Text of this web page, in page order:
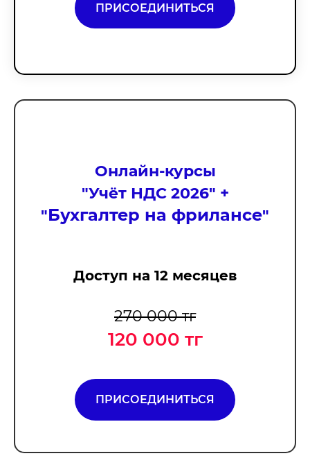
ПРИСОЕДИНИТЬСЯ
Онлайн-курсы
"Учёт НДС 2026" +
"Бухгалтер на фрилансе"
Доступ на 12 месяцев
270 000 тг
120 000 тг
ПРИСОЕДИНИТЬСЯ